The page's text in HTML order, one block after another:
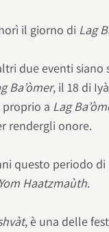
il giorno di Lag
due eventi
Ba’òmer, il 18 di
proprio a Lag
rendergli onore.
questo periodo
Yom Haatzmaùth.
, è una delle